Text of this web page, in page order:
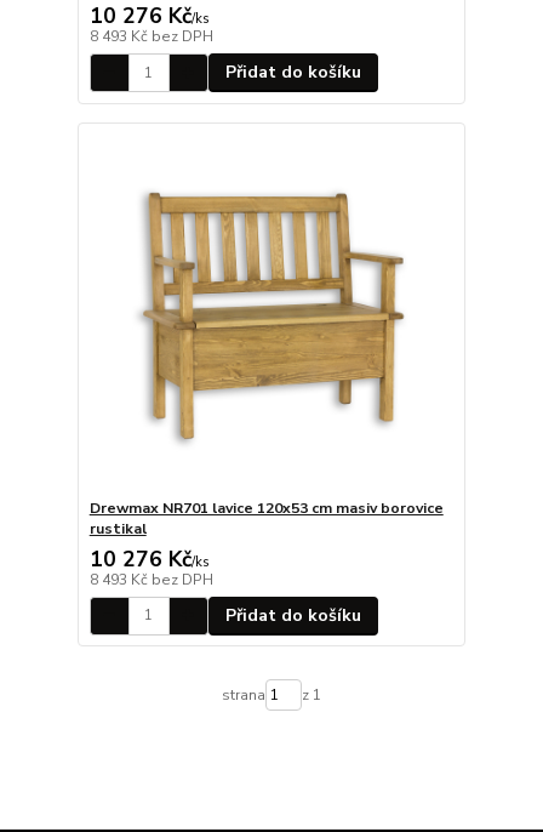
10 276 Kč/ks
8 493 Kč bez DPH
Přidat do košíku
Drewmax NR701 lavice 120x53 cm masiv borovice
rustikal
10 276 Kč/ks
8 493 Kč bez DPH
Přidat do košíku
strana z 1